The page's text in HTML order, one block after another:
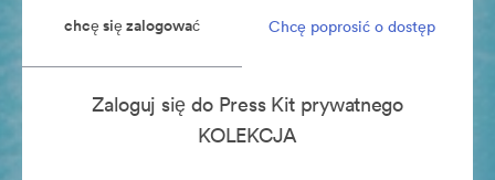
chcę się zalogować Chcę poprosić o dostęp
Zaloguj się do Press Kit prywatnego
KOLEKCJA